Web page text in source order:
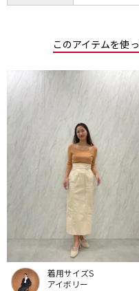
このアイテムを使
着用サイズS
アイボリー